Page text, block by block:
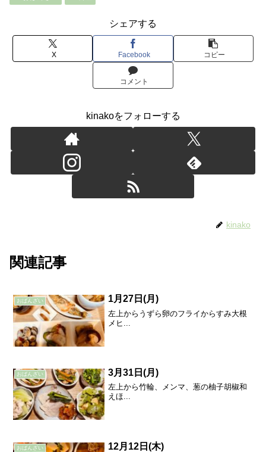
シェアする
X Facebook コピー
コメント
kinakoをフォローする
kinako
関連記事
おばんざい 1月27日(月)
左上からうずら卵のフライからすみ大根
メヒ...
おばんざい 3月31日(月)
左上から竹輪、メンマ、葱の柚子胡椒和
えほ...
おばんざい 12月12日(木)